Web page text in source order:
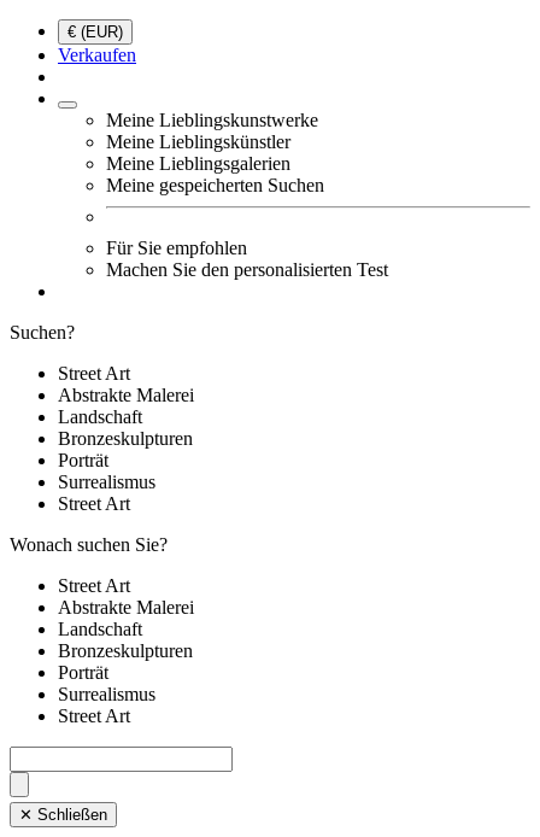
€ (EUR)
Verkaufen
Meine Lieblingskunstwerke
Meine Lieblingskünstler
Meine Lieblingsgalerien
Meine gespeicherten Suchen
Für Sie empfohlen
Machen Sie den personalisierten Test
Suchen?
Street Art
Abstrakte Malerei
Landschaft
Bronzeskulpturen
Porträt
Surrealismus
Street Art
Wonach suchen Sie?
Street Art
Abstrakte Malerei
Landschaft
Bronzeskulpturen
Porträt
Surrealismus
Street Art
✕ Schließen